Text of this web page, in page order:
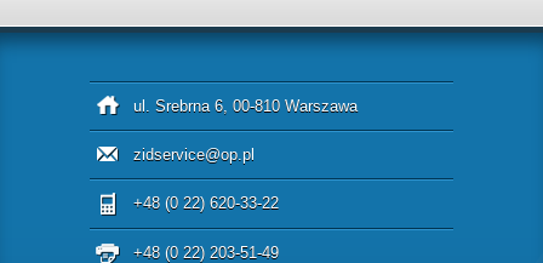
ul. Srebrna 6, 00-810 Warszawa
zidservice@op.pl
+48 (0 22) 620-33-22
+48 (0 22) 203-51-49